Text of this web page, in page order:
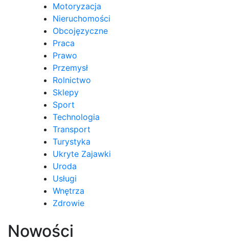
Motoryzacja
Nieruchomości
Obcojęzyczne
Praca
Prawo
Przemysł
Rolnictwo
Sklepy
Sport
Technologia
Transport
Turystyka
Ukryte Zajawki
Uroda
Usługi
Wnętrza
Zdrowie
Nowości